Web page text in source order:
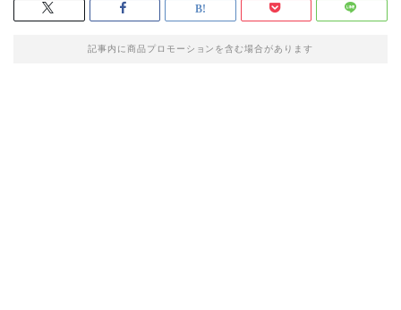
記事内に商品プロモーションを含む場合があります